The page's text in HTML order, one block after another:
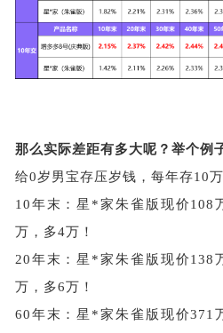
那么实际差距有多大呢？举个例
给0岁男宝存压岁钱，每年存10
10年末：星*家朱雀版现价108
万，多4万！
20年末：星*家朱雀版现价138
万，多6万！
60年末：星*家朱雀版现价371